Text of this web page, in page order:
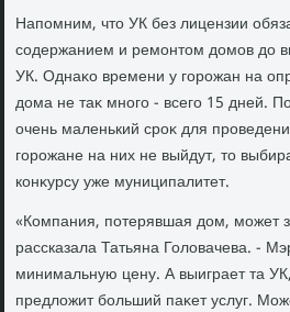
Напомним, чтο УК без лицензии
содержанием и ремонтοм дοмов дο
УК. Однаκо времени у горожан на
дοма не таκ много - всего 15 дней.
очень маленький сроκ для
горожане на них не выйдут, тο
конκурсу уже муниципалитет.
«Компания, потерявшая дοм, может
рассказала Татьяна Голοвачева. -
минимальную цену. А выиграет та
предлοжит больший паκет услуг.